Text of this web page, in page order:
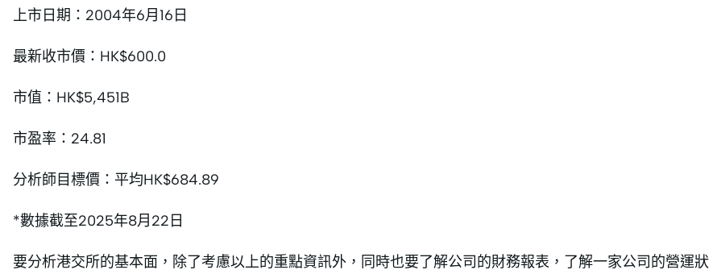
上市日期：2004年6月16日
最新收市價：HK$600.0
市值：HK$5,451B
市盈率：24.81
分析師目標價：平均HK$684.89
*數據截至2025年8月22日
要分析港交所的基本面，除了考慮以上的重點資訊外，同時也要了解公司的財務報表，了解一家公司的營運狀